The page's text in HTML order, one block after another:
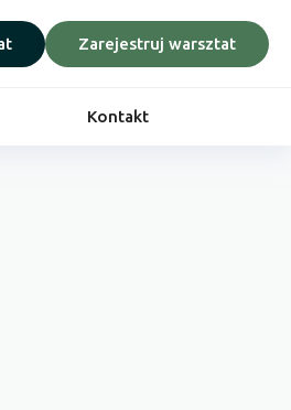
Zarejestruj warsztat
Kontakt